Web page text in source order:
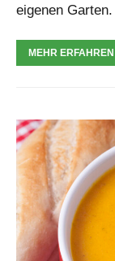
eigenen Garten.
MEHR ERFAHREN